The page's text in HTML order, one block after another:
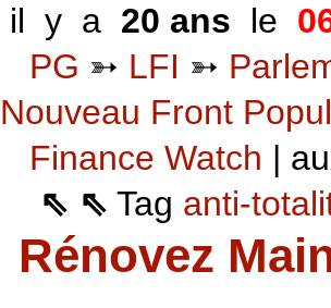
il y a 20 ans le
PG ➳ LFI ➳
Nouveau Front
Finance Watch |
⇖ ⇖ Tag anti-
Rénovez